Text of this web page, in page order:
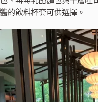
醬的飲料杯套可供選擇。